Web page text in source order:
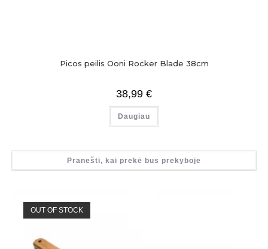
Picos peilis Ooni Rocker Blade 38cm
38,99 €
Daugiau
Pranešti, kai prekė bus prekyboje
OUT OF STOCK